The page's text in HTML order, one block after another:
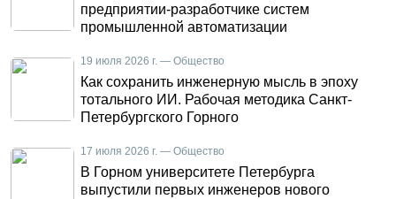
предприятии-разработчике систем
промышленной автоматизации
19 июля 2026 г. — Общество
Как сохранить инженерную мысль в эпоху
тотального ИИ. Рабочая методика Санкт-
Петербургского Горного
17 июля 2026 г. — Общество
В Горном университете Петербурга
выпустили первых инженеров нового